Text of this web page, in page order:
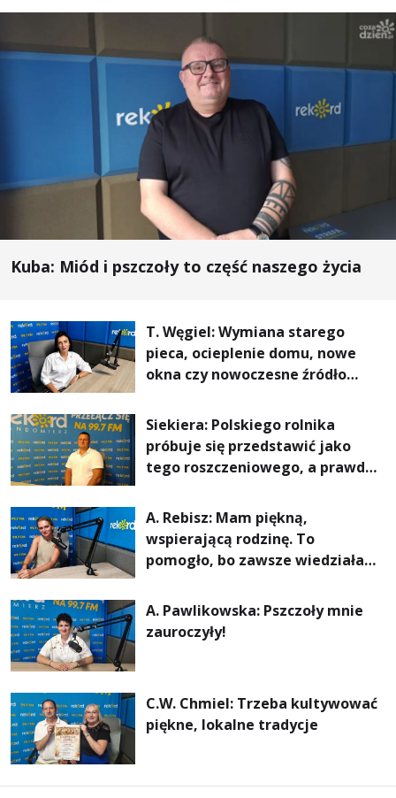
Kuba: Miód i pszczoły to część naszego życia
T. Węgiel: Wymiana starego
pieca, ocieplenie domu, nowe
okna czy nowoczesne źródło
rachunki za energię, lepszy
komfort życia i... czystsze
powietrze
Siekiera: Polskiego rolnika
próbuje się przedstawić jako
tego roszczeniowego, a prawda
A. Rebisz: Mam piękną,
wspierającą rodzinę. To
pomogło, bo zawsze wiedziałam,
najważniejsza
A. Pawlikowska: Pszczoły mnie
zauroczyły!
C.W. Chmiel: Trzeba kultywować
piękne, lokalne tradycje